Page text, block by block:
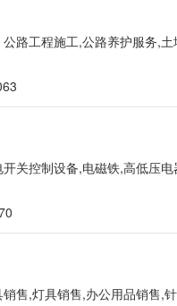
路工程施工,公路养护服务,
关控制设备,电磁铁,高低压
售,灯具销售,办公用品销售,